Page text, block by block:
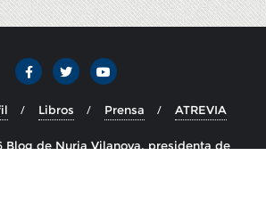
Libros Prensa ATREVIA
de Nuria Vilanova, presidenta de